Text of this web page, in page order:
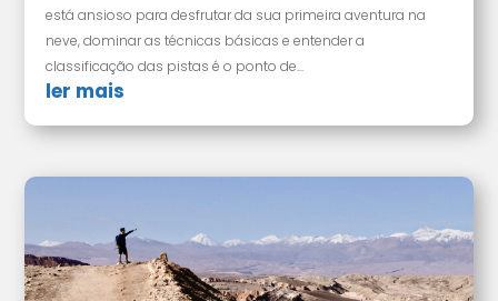
está ansioso para desfrutar da sua primeira aventura na
neve, dominar as técnicas básicas e entender a
classificação das pistas é o ponto de...
ler mais